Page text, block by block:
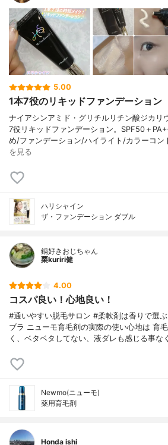
5.00
1本7役のリキッドファンデーション
ナイアシンアミド・グリチルリチン酸ジカリ
7役リキッドファンデーション。SPF50＋
め/ファンデーション/ハイライト/カラーコン
を見る
ハリシャイン
ザ・ファンデーション ダブル
鍋好きおじちゃん
栗kuriri健
4.00
コスパ良い！心地良い！
#通いやすい脱毛サロン #柔軟剤は香りで選
ブラ ニューモ育毛剤の実際の使い心地は 育
く、ベタベタしてない、液ダレも感じる事な
Newmo(ニューモ)
薬用育毛剤
Honda ishi